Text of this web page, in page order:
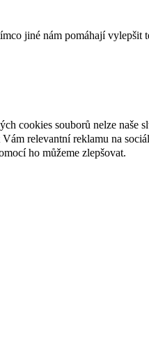
jiné nám pomáhají
cookies souborů nelze naše
relevantní reklamu na
ho můžeme zlepšovat.